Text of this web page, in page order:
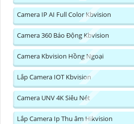
Camera IP AI Full Color Kbvision
Camera 360 Báo Động Kbvision
Camera Kbvision Hồng Ngoại
Lắp Camera IOT Kbvision
Camera UNV 4K Siêu Nét
Lắp Camera Ip Thu âm Hikvision